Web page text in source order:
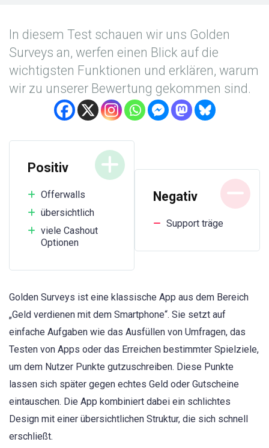
In diesem Test schauen wir uns Golden
Surveys an, werfen einen Blick auf die
wichtigsten Funktionen und erklären, warum
wir zu unserer Bewertung gekommen sind.
Positiv
Offerwalls
übersichtlich
viele Cashout
Optionen
Negativ
Support träge
Golden Surveys ist eine klassische App aus dem Bereich
„Geld verdienen mit dem Smartphone“. Sie setzt auf
einfache Aufgaben wie das Ausfüllen von Umfragen, das
Testen von Apps oder das Erreichen bestimmter Spielziele,
um dem Nutzer Punkte gutzuschreiben. Diese Punkte
lassen sich später gegen echtes Geld oder Gutscheine
eintauschen. Die App kombiniert dabei ein schlichtes
Design mit einer übersichtlichen Struktur, die sich schnell
erschließt.